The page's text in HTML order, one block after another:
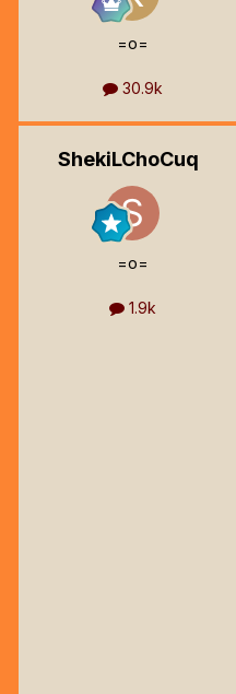
=o=
30.9k
ShekiLChoCuq
=o=
1.9k